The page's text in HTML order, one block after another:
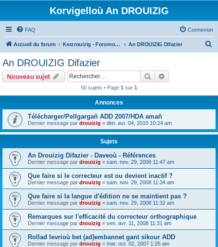
Korvigelloù An DROUIZIG
FAQ Connexion
Accueil du forum Kerzrouizig - Foromoù An Drouizig An DROUIZIG Difazier
e
r
An DROUIZIG Difazier
Nouveau sujet Rechercher
50 sujets • Page 1 sur 1
Annonces
Télécharger/Pellgargañ ADD 2007/HDA amañ
Dernier message par drouizig « dim. avr. 04, 2010 10:24 am
Sujets
An Drouizig Difazier - Daveoù - Références
Dernier message par drouizig « sam. nov. 29, 2008 11:47 am
Que faire si le correcteur est ou devient inactif ?
Dernier message par drouizig « sam. nov. 29, 2008 11:34 am
Que faire si la langue d'édition ne se maintient pas ?
Dernier message par drouizig « sam. nov. 29, 2008 11:32 am
Remarques sur l'efficacité du correcteur orthographique
Dernier message par drouizig « ven. avr. 11, 2008 11:31 am
Rollad levrioù bet (ad)embannet gant sikour ADD
Dernier message par drouizig « mar. oct. 02, 2007 1:25 am